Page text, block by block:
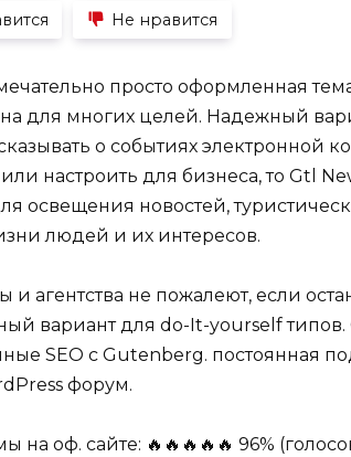
Не нравится
просто оформленная
для многих целей. Надежный
о событиях электронной
или настроить для бизнеса, то Gtl
освещения новостей,
людей и их интересов.
и агентства не пожалеют, если
вариант для do-It-yourself
SEO с Gutenberg. постоянная
форум.
на оф. сайте: 🔥🔥🔥🔥🔥 96%